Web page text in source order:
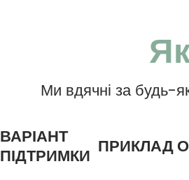
Ми вдячні за будь-
ВАРІАНТ
ПІДТРИМКИ ПРИКЛАД